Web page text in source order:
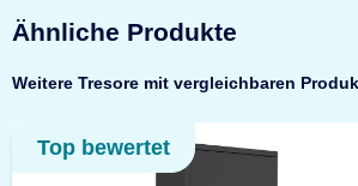
Ähnliche Produkte
Weitere Tresore mit vergleichbaren
Top bewertet